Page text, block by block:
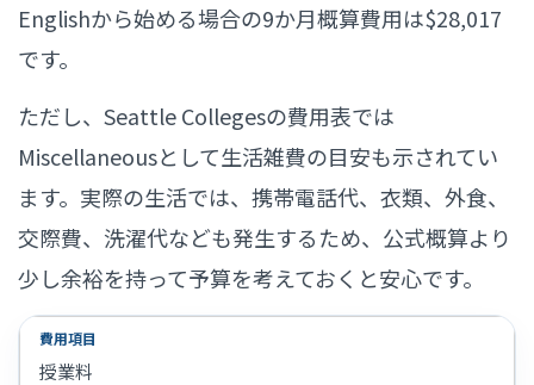
Englishから始める場合の9か月概算費用は$28,017
です。
ただし、Seattle Collegesの費用表では
Miscellaneousとして生活雑費の目安も示されてい
ます。実際の生活では、携帯電話代、衣類、外食、
交際費、洗濯代なども発生するため、公式概算より
少し余裕を持って予算を考えておくと安心です。
授業料